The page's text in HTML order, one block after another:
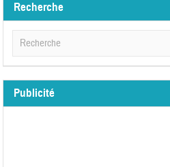
Recherche
Publicité